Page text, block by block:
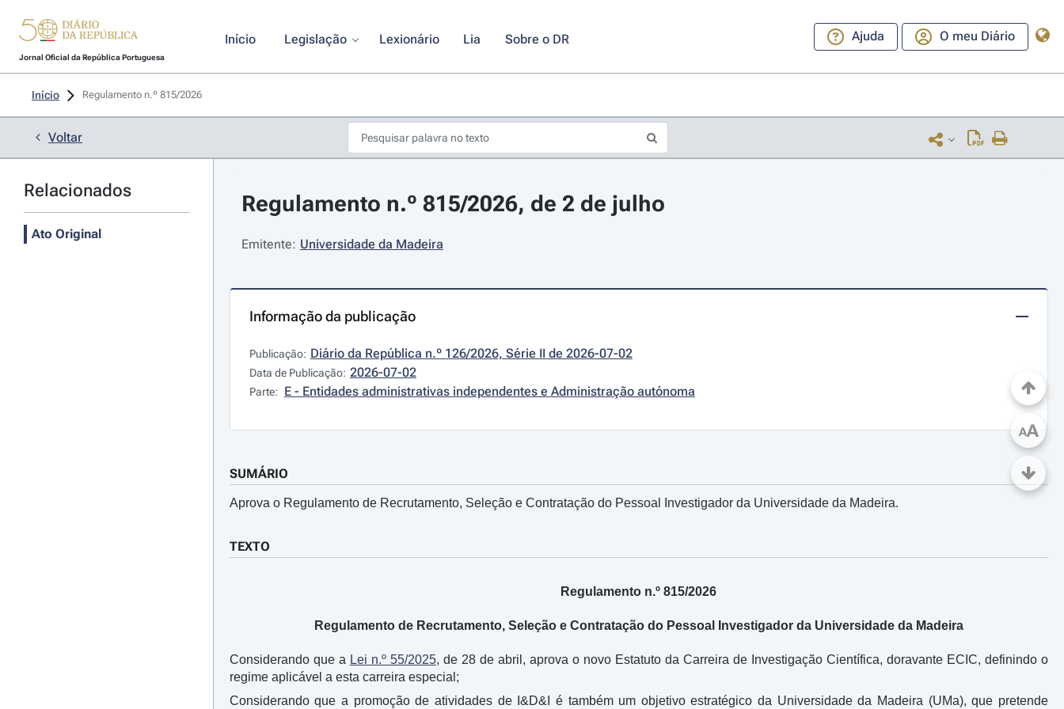
Jornal Oficial da República Portuguesa
Início Legislação Lexionário Lia Sobre o DR Ajuda O meu Diário
Início Regulamento n.º 815/2026
Voltar
Relacionados
Ato Original
Regulamento n.º 815/2026, de 2 de julho
Emitente: Universidade da Madeira
Informação da publicação
Publicação: Diário da República n.º 126/2026, Série II de 2026-07-02
Data de Publicação: 2026-07-02
Parte: E - Entidades administrativas independentes e Administração autónoma
SUMÁRIO
Aprova o Regulamento de Recrutamento, Seleção e Contratação do Pessoal Investigador da Universidade da Madeira.
TEXTO
Regulamento n.º 815/2026
Regulamento de Recrutamento, Seleção e Contratação do Pessoal Investigador da Universidade da Madeira
Considerando que a Lei n.º 55/2025, de 28 de abril, aprova o novo Estatuto da Carreira de Investigação Científica, doravante ECIC, definindo o
regime aplicável a esta carreira especial;
Considerando que a promoção de atividades de I&D&I é também um objetivo estratégico da Universidade da Madeira (UMa), que pretende
AA